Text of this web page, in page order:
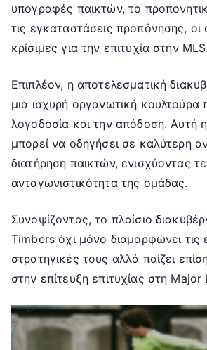
υπογραφές παικτών, το
τις εγκαταστάσεις προπόνησης, οι
κρίσιμες για την επιτυχία στην MLS.
Επιπλέον, η αποτελεσματική
μια ισχυρή οργανωτική κουλτούρα
λογοδοσία και την απόδοση. Αυτή
μπορεί να οδηγήσει σε καλύτερη
διατήρηση παικτών, ενισχύοντας
ανταγωνιστικότητα της ομάδας.
Συνοψίζοντας, το πλαίσιο
Timbers όχι μόνο διαμορφώνει τις
στρατηγικές τους αλλά παίζει
στην επίτευξη επιτυχίας στη